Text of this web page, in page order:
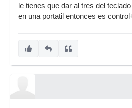
le tienes que dar al tres del
en una portatil entonces es